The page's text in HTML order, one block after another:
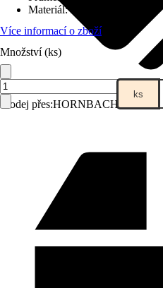
Prodej přes:HORNBACH
Materiál:
Více informací o zboží
Množství (ks)
ks